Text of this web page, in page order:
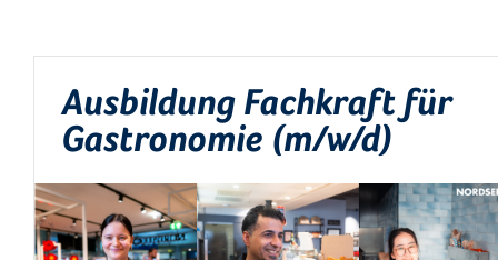
Ausbildung Fachkraft für
Gastronomie (m/w/d)